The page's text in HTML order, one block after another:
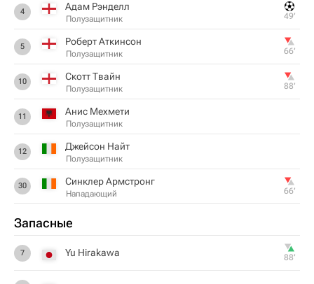
4 Адам Рэнделл
Полузащитник 49‎’‎
5 Роберт Аткинсон
Полузащитник 66‎’‎
10 Скотт Твайн
Полузащитник 88‎’‎
11 Анис Мехмети
Полузащитник
12 Джейсон Найт
Полузащитник
30 Синклер Армстронг
Нападающий 66‎’‎
Запасные
7 Yu Hirakawa 88‎’‎